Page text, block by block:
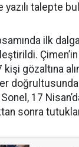
talepte
ilk
gözaltına
doğrultusunda
17
sonra